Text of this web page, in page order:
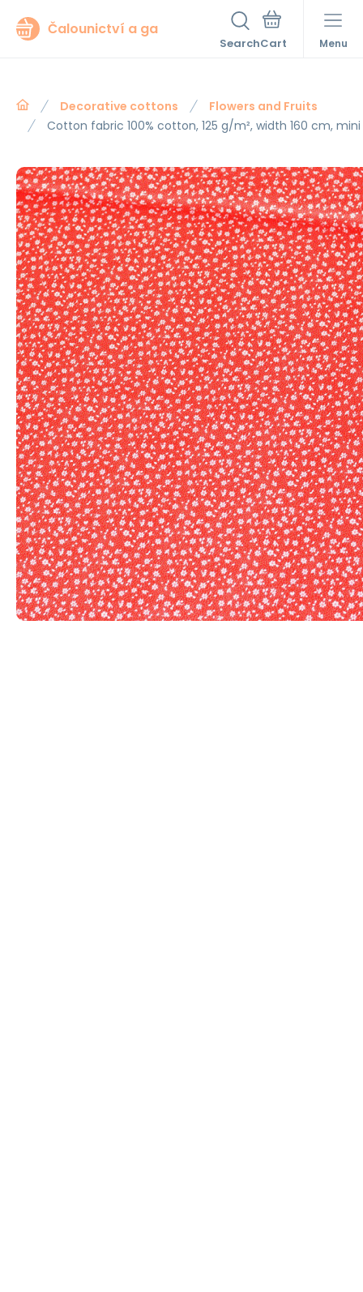
Čalounictví a ga
Search Menu
Decorative cottons
Flowers and Fruits
Cotton fabric 100% cotton, 125 g/m², width 160 cm,